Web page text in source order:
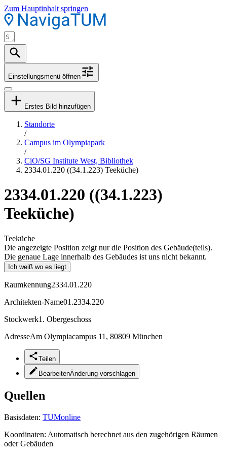
Zum Hauptinhalt springen
Einstellungsmenü öffnen
Erstes Bild hinzufügen
Standorte
/
Campus im Olympiapark
/
CiO/SG Institute West, Bibliothek
2334.01.220 ((34.1.223) Teeküche)
2334.01.220 ((34.1.223)
Teeküche)
Teeküche
Die angezeigte Position zeigt nur die Position des Gebäude(teils).
Die genaue Lage innerhalb des Gebäudes ist uns nicht bekannt.
Ich weiß wo es liegt
Raumkennung2334.01.220
Architekten-Name01.2334.220
Stockwerk1. Obergeschoss
AdresseAm Olympiacampus 11, 80809 München
Teilen
BearbeitenÄnderung vorschlagen
Quellen
Basisdaten: TUMonline
Koordinaten: Automatisch berechnet aus den zugehörigen Räumen
oder Gebäuden